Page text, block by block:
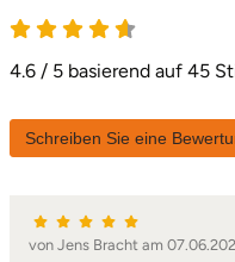
4.6
4.6 / 5 basierend auf 45
Schreiben Sie eine
von Jens Bracht am
Kamp-Lintfort
Karlsruhe
Kempten